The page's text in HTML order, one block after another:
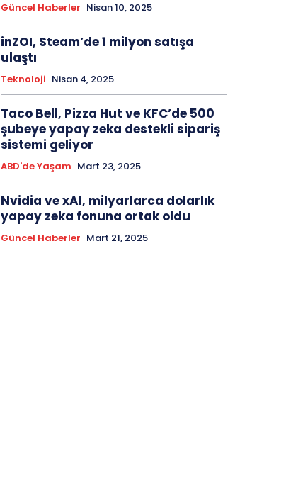
Güncel Haberler Nisan 10, 2025
inZOI, Steam’de 1 milyon satışa
ulaştı
Teknoloji Nisan 4, 2025
Taco Bell, Pizza Hut ve KFC’de 500
şubeye yapay zeka destekli sipariş
sistemi geliyor
ABD'de Yaşam Mart 23, 2025
Nvidia ve xAI, milyarlarca dolarlık
yapay zeka fonuna ortak oldu
Güncel Haberler Mart 21, 2025